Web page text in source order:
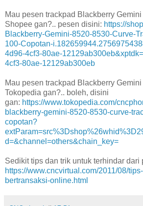
Mau pesen trackpad Blackberry
Shopee gan?.. pesen disini: https://
Blackberry-Gemini-8520-8530-Curve-
100-Copotan-
4d96-4cf3-80ae-
4cf3-80ae-12129ab300eb
Mau pesen trackpad Blackberry
Tokopedia gan?.. boleh, disini
gan: https://www.tokopedia.com/
blackberry-gemini-8520-8530-curve-
copotan?
d=&channel=others&chain_key=
Sedikit tips dan trik untuk terhindar dari
https://www.cncvirtual.com/2011/08/
bertransaksi-online.html